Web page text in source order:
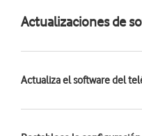
Actualizaciones de
Actualiza el software del